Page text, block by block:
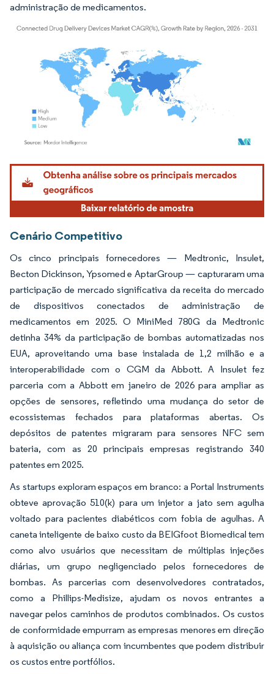
administração de medicamentos.
Imagem © Mordor Intelligence. O reuso requer atribuição conforme CC BY 4.0.
Cenário Competitivo
Os cinco principais fornecedores — Medtronic, Insulet,
Becton Dickinson, Ypsomed e AptarGroup — capturaram uma
participação de mercado significativa da receita do mercado
de dispositivos conectados de administração de
medicamentos em 2025. O MiniMed 780G da Medtronic
detinha 34% da participação de bombas automatizadas nos
EUA, aproveitando uma base instalada de 1,2 milhão e a
interoperabilidade com o CGM da Abbott. A Insulet fez
parceria com a Abbott em janeiro de 2026 para ampliar as
opções de sensores, refletindo uma mudança do setor de
ecossistemas fechados para plataformas abertas. Os
depósitos de patentes migraram para sensores NFC sem
bateria, com as 20 principais empresas registrando 340
patentes em 2025.
As startups exploram espaços em branco: a Portal Instruments
obteve aprovação 510(k) para um injetor a jato sem agulha
voltado para pacientes diabéticos com fobia de agulhas. A
caneta inteligente de baixo custo da BEIGfoot Biomedical tem
como alvo usuários que necessitam de múltiplas injeções
diárias, um grupo negligenciado pelos fornecedores de
bombas. As parcerias com desenvolvedores contratados,
como a Phillips-Medisize, ajudam os novos entrantes a
navegar pelos caminhos de produtos combinados. Os custos
de conformidade empurram as empresas menores em direção
à aquisição ou aliança com incumbentes que podem distribuir
os custos entre portfólios.